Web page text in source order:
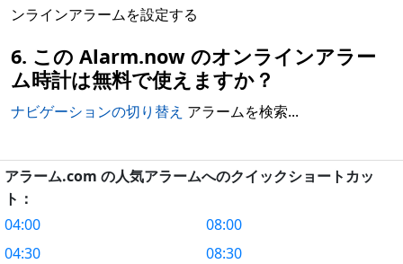
ンラインアラームを設定する
6. この Alarm.now のオンラインアラー
ム時計は無料で使えますか？
ナビゲーションの切り替え アラームを検索...
アラーム.com の人気アラームへのクイックショートカッ
ト：
04:00
04:30
08:00
08:30